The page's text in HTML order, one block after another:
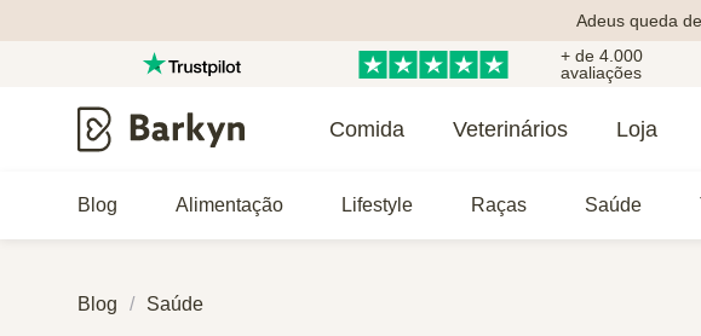
Adeus queda
+ de 4.000
avaliações
Comida Veterinários Loja
Blog Alimentação Lifestyle Raças Saúde
Blog Saúde